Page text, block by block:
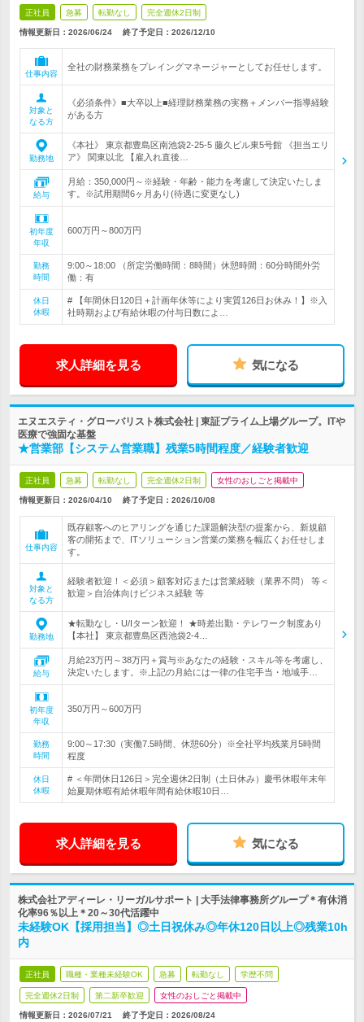
正社員 急募 転勤なし 完全週休2日制
情報更新日：2026/06/24 終了予定日： 2026/12/10
仕事内容
全社の財務業務をプレイングマネージャーとしてお任せします。
対象と
なる方
《必須条件》■大卒以上■経理財務業務の実務＋メンバー指導経験
がある方
勤務地
《本社》 東京都豊島区南池袋2-25-5 藤久ビル東5号館 《担当エリ
ア》 関東以北 【雇入れ直後…
給与
月給：350,000円～※経験・年齢・能力を考慮して決定いたしま
す。※試用期間6ヶ月あり(待遇に変更なし)
初年度
年収
600万円～800万円
勤務
時間
9:00～18:00 （所定労働時間：8時間）休憩時間：60分時間外労
働：有
休日
休暇
# 【年間休日120日＋計画年休等により実質126日お休み！】※入
社時期および有給休暇の付与日数によ…
求人詳細を見る 気になる
エヌエスティ・グローバリスト株式会社 | 東証プライム上場グループ。ITや
医療で強固な基盤
★営業部【システム営業職】残業5時間程度／経験者歓迎
正社員 急募 転勤なし 完全週休2日制 女性のおしごと掲載中
情報更新日：2026/04/10 終了予定日： 2026/10/08
仕事内容
既存顧客へのヒアリングを通じた課題解決型の提案から、新規顧
客の開拓まで、ITソリューション営業の業務を幅広くお任せしま
す。
対象と
なる方
経験者歓迎！＜必須＞顧客対応または営業経験（業界不問） 等＜
歓迎＞自治体向けビジネス経験 等
勤務地
★転勤なし・U/Iターン歓迎！ ★時差出勤・テレワーク制度あり
【本社】 東京都豊島区西池袋2-4…
給与
月給23万円～38万円＋賞与※あなたの経験・スキル等を考慮し、
決定いたします。※上記の月給には一律の住宅手当・地域手…
初年度
年収
350万円～600万円
勤務
時間
9:00～17:30（実働7.5時間、休憩60分）※全社平均残業月5時間
程度
休日
休暇
# ＜年間休日126日＞完全週休2日制（土日休み）慶弔休暇年末年
始夏期休暇有給休暇年間有給休暇10日…
求人詳細を見る 気になる
株式会社アディーレ・リーガルサポート | 大手法律事務所グループ＊有休消
化率96％以上＊20～30代活躍中
未経験OK【採用担当】◎土日祝休み◎年休120日以上◎残業10h
内
正社員 職種・業種未経験OK 急募 転勤なし 学歴不問
完全週休2日制 第二新卒歓迎 女性のおしごと掲載中
情報更新日：2026/07/21 終了予定日： 2026/08/24